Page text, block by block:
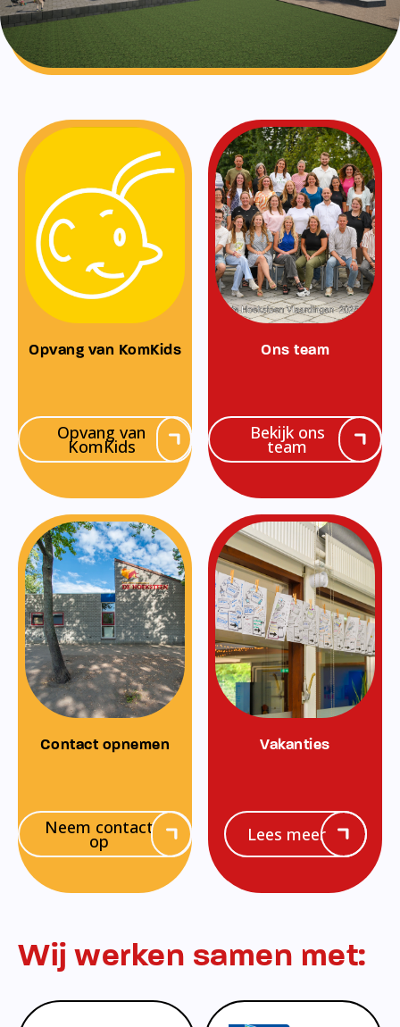
Opvang van KomKids
Opvang van
KomKids
Ons team
Bekijk ons
team
Contact opnemen
Neem contact
op
Vakanties
Lees meer
Wij werken samen met: